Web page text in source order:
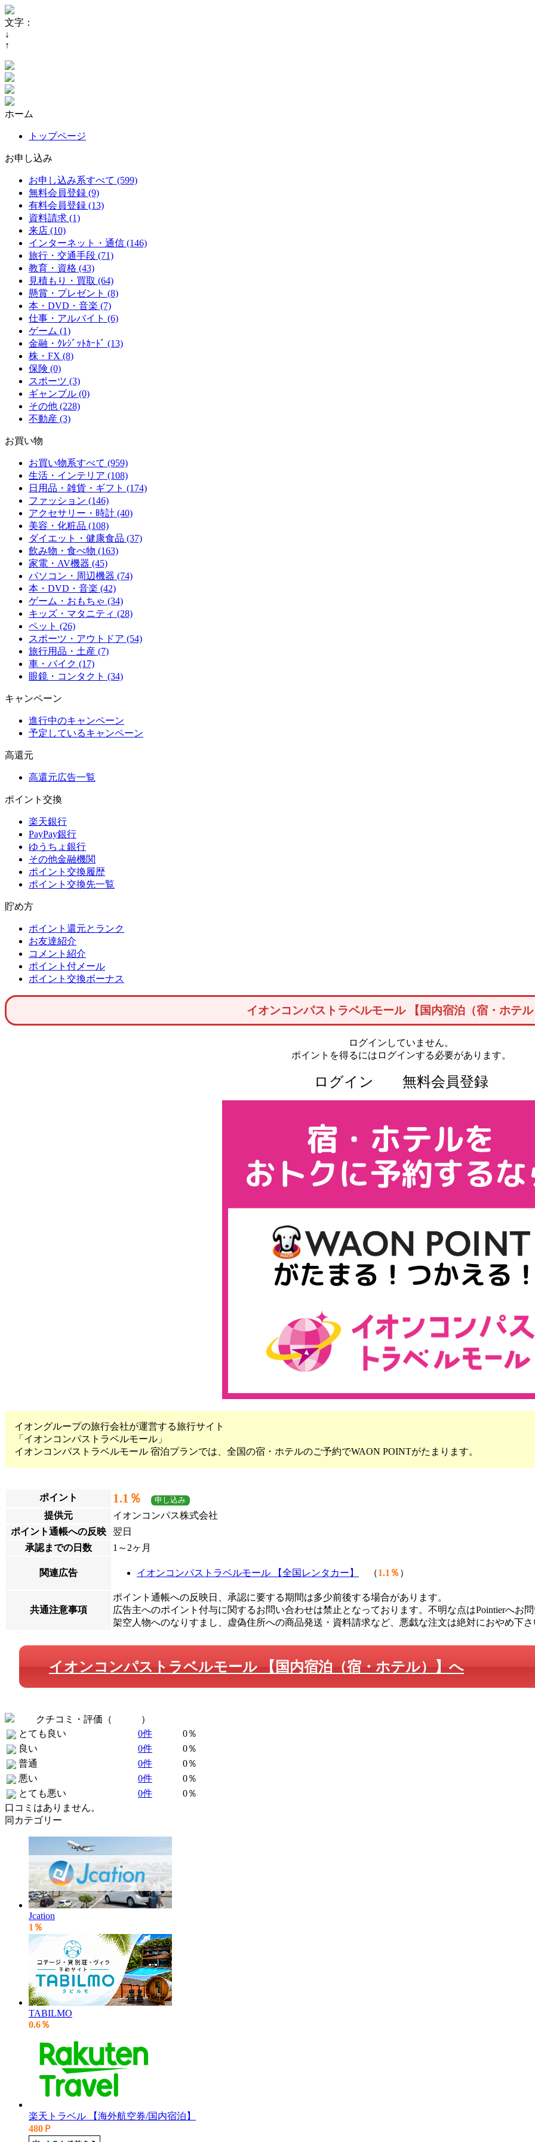
文字：
↓
↑
ホーム
トップページ
お申し込み
お申し込み系すべて (599)
無料会員登録 (9)
有料会員登録 (13)
資料請求 (1)
来店 (10)
インターネット・通信 (146)
旅行・交通手段 (71)
教育・資格 (43)
見積もり・買取 (64)
懸賞・プレゼント (8)
本・DVD・音楽 (7)
仕事・アルバイト (6)
ゲーム (1)
金融・ｸﾚｼﾞｯﾄｶｰﾄﾞ (13)
株・FX (8)
保険 (0)
スポーツ (3)
ギャンブル (0)
その他 (228)
不動産 (3)
お買い物
お買い物系すべて (959)
生活・インテリア (108)
日用品・雑貨・ギフト (174)
ファッション (146)
アクセサリー・時計 (40)
美容・化粧品 (108)
ダイエット・健康食品 (37)
飲み物・食べ物 (163)
家電・AV機器 (45)
パソコン・周辺機器 (74)
本・DVD・音楽 (42)
ゲーム・おもちゃ (34)
キッズ・マタニティ (28)
ペット (26)
スポーツ・アウトドア (54)
旅行用品・土産 (7)
車・バイク (17)
眼鏡・コンタクト (34)
キャンペーン
進行中のキャンペーン
予定しているキャンペーン
高還元
高還元広告一覧
ポイント交換
楽天銀行
PayPay銀行
ゆうちょ銀行
その他金融機関
ポイント交換履歴
ポイント交換先一覧
貯め方
ポイント還元とランク
お友達紹介
コメント紹介
ポイント付メール
ポイント交換ボーナス
イオンコンパストラベルモール 【国内宿泊（宿・ホテ
ログインしていません。
ポイントを得るにはログインする必要があります。
ログイン 無料会員登録
イオングループの旅行会社が運営する旅行サイト
「イオンコンパストラベルモール」
イオンコンパストラベルモール 宿泊プランでは、全国の宿・ホテルのご予約でWAON POINTがたまります。
ポイント 1.1％ 申し込み
提供元
イオンコンパス株式会社
ポイント通帳への反映
翌日
承認までの日数
1～2ヶ月
関連広告 イオンコンパストラベルモール 【全国レンタカー】 （1.1％ ）
共通注意事項
ポイント通帳への反映日、承認に要する期間は多少前後する場合があります。
広告主へのポイント付与に関するお問い合わせは禁止となっております。不明な点はPointierへお
架空人物へのなりすまし、虚偽住所への商品発送・資料請求など、悪戯な注文は絶対におやめ下
イオンコンパストラベルモール 【国内宿泊（宿・ホテル）】へ
クチコミ・評価（
）
とても良い
0件
0％
良い
0件
0％
普通
0件
0％
悪い
0件
0％
とても悪い
0件
0％
口コミはありません。
同カテゴリー
Jcation
1％
TABILMO
0.6％
楽天トラベル 【海外航空券/国内宿泊】
480Ｐ